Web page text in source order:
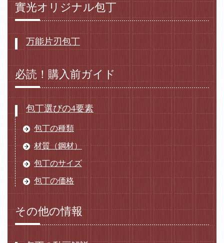
實光オリジナル包丁
万能片刃包丁
必読！購入前ガイド
包丁選びの4要素
包丁の種類
材質（鋼材）
包丁のサイズ
包丁の価格
その他の情報